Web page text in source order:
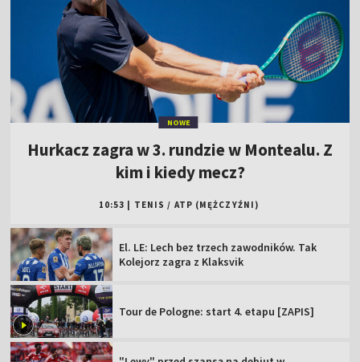
NOWE
Hurkacz zagra w 3. rundzie w Montealu. Z
kim i kiedy mecz?
10:53 TENIS / ATP (MĘŻCZYŹNI)
El. LE: Lech bez trzech zawodników. Tak
Kolejorz zagra z Klaksvik
Tour de Pologne: start 4. etapu [ZAPIS]